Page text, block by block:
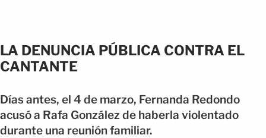
LA DENUNCIA PÚBLICA CONTRA EL
CANTANTE
Días antes, el 4 de marzo, Fernanda Redondo
acusó a Rafa González de haberla violentado
durante una reunión familiar.